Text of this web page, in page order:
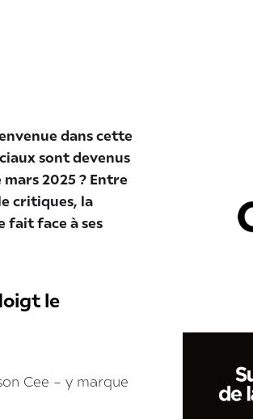
dans cette
sont devenus
2025 ? Entre
critiques, la
fait face à ses
le
Cee – y marque